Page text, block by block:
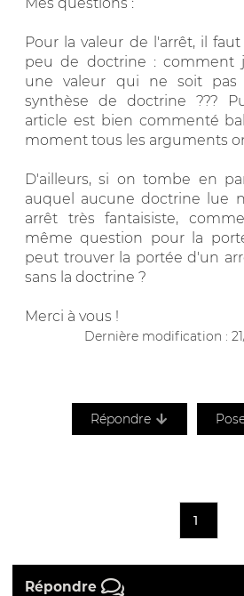
Pour la valeur de l'arrêt, il
peu de doctrine : comment
une valeur qui ne soit pas
synthèse de doctrine ???
article est bien commenté
moment tous les arguments
D'ailleurs, si on tombe en
auquel aucune doctrine lue
arrêt très fantaisiste,
même question pour la
peut trouver la portée d'un
sans la doctrine ?
Merci à vous !
Dernière modification :
Répondre
1
Répondre